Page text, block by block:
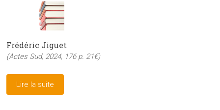
Frédéric Jiguet
(Actes Sud, 2024, 176 p. 21€)
Lire la suite